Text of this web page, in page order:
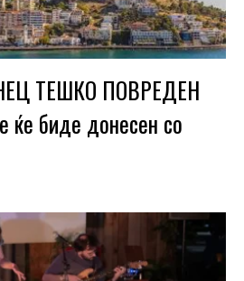
ТЕШКО ПОВРЕДЕН
ќе биде донесен со